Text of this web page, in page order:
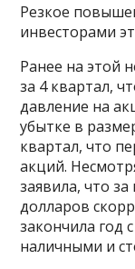
Резкое
инвесторами
Ранее на этой
за 4 квартал,
давление на
убытке в
квартал, что
акций.
заявила, что
долларов
закончила год
наличными и